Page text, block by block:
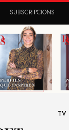
SUBSCRIPCIONS
TV